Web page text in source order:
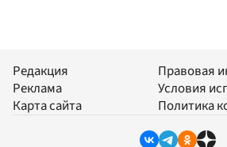
Редакция
Реклама
Карта сайта
Правовая
Условия
Политика